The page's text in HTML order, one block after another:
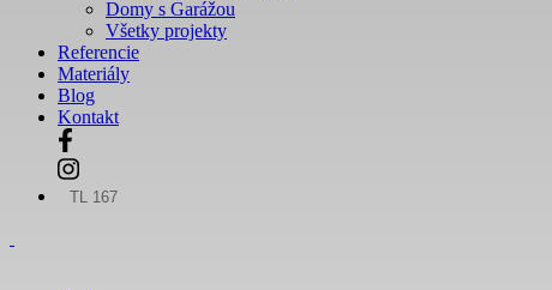
Domy s Garážou
Všetky projekty
Referencie
Materiály
Blog
Kontakt